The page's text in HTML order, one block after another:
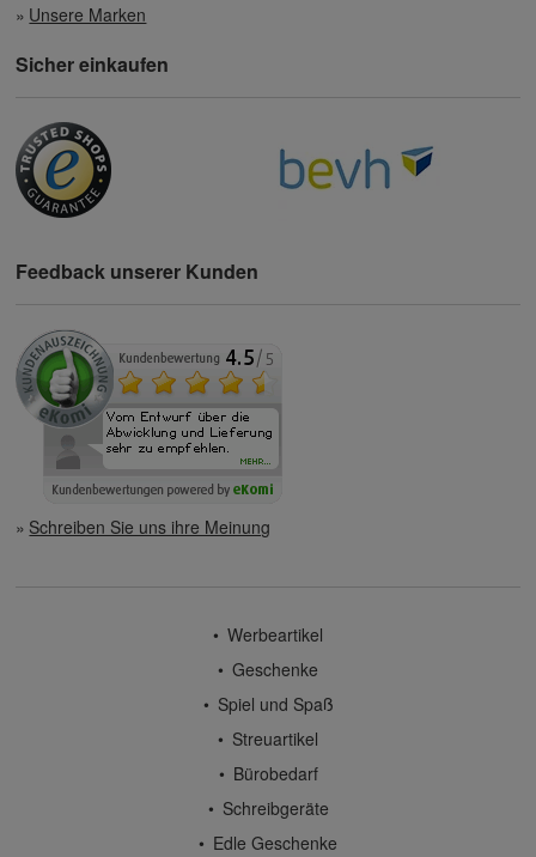
Unsere Marken
Sicher einkaufen
Feedback unserer Kunden
Schreiben Sie uns ihre Meinung
Werbeartikel
Geschenke
Spiel und Spaß
Streuartikel
Bürobedarf
Schreibgeräte
Edle Geschenke